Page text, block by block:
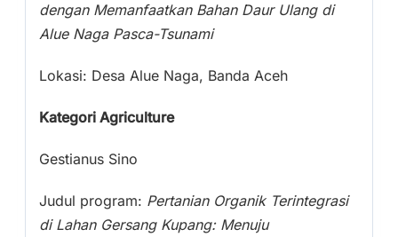
dengan Memanfaatkan Bahan Daur Ulang di
Alue Naga Pasca-Tsunami
Lokasi: Desa Alue Naga, Banda Aceh
Kategori Agriculture
Gestianus Sino
Judul program: Pertanian Organik Terintegrasi
di Lahan Gersang Kupang: Menuju